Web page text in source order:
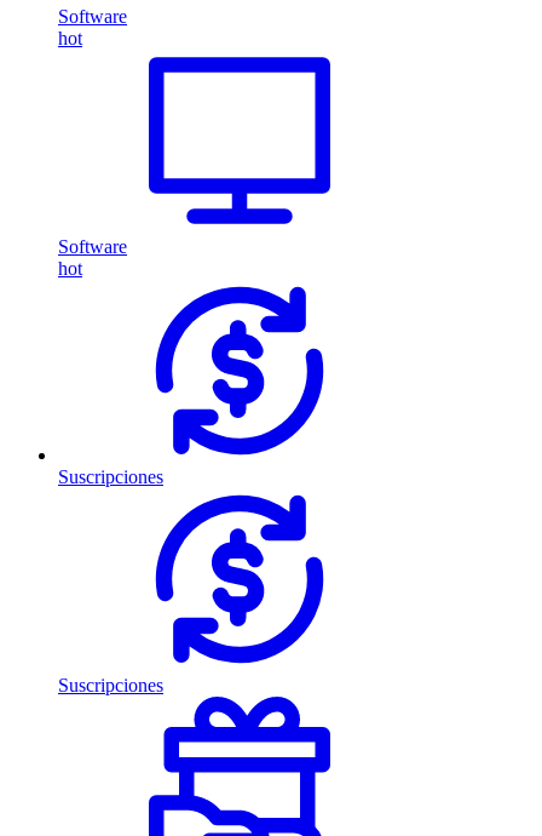
Software
hot
Software
hot
Suscripciones
Suscripciones